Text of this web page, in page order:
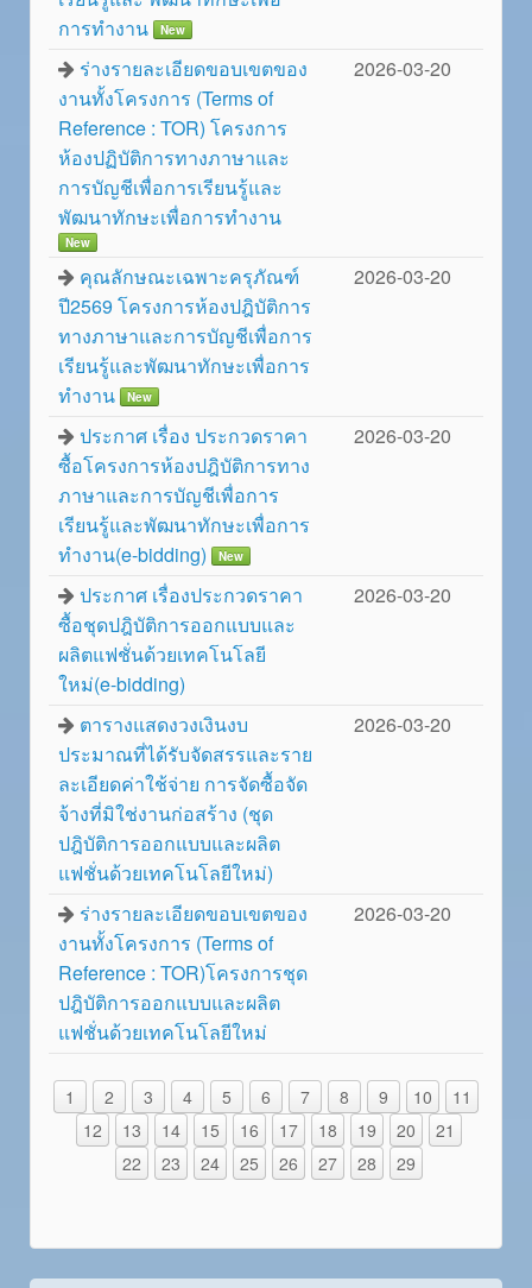
การทำงาน
New
ร่างรายละเอียดขอบเขตของ
งานทั้งโครงการ (Terms of
Reference : TOR) โครงการ
ห้องปฏิบัติการทางภาษาและ
การบัญชีเพื่อการเรียนรู้และ
พัฒนาทักษะเพื่อการทำงาน
New
2026-03-20
คุณลักษณะเฉพาะครุภัณฑ์
ปี2569 โครงการห้องปฎิบัติการ
ทางภาษาและการบัญชีเพื่อการ
เรียนรู้และพัฒนาทักษะเพื่อการ
ทำงาน
New
2026-03-20
ประกาศ เรื่อง ประกวดราคา
ซื้อโครงการห้องปฎิบัติการทาง
ภาษาและการบัญชีเพื่อการ
เรียนรู้และพัฒนาทักษะเพื่อการ
ทำงาน(e-bidding)
New
2026-03-20
ประกาศ เรื่องประกวดราคา
ซื้อชุดปฎิบัติการออกแบบและ
ผลิตแฟชั่นด้วยเทคโนโลยี
ใหม่(e-bidding)
2026-03-20
ตารางแสดงวงเงินงบ
ประมาณที่ได้รับจัดสรรและราย
ละเอียดค่าใช้จ่าย การจัดซื้อจัด
จ้างที่มิใช่งานก่อสร้าง (ชุด
ปฎิบัติการออกแบบและผลิต
แฟชั่นด้วยเทคโนโลยีใหม่)
2026-03-20
ร่างรายละเอียดขอบเขตของ
งานทั้งโครงการ (Terms of
Reference : TOR)โครงการชุด
ปฎิบัติการออกแบบและผลิต
แฟชั่นด้วยเทคโนโลยีใหม่
2026-03-20
1 2 3 4 5 6 7 8 9 10
11
12
13 14 15 16 17 18 19 20
21
22
23 24 25 26 27 28 29